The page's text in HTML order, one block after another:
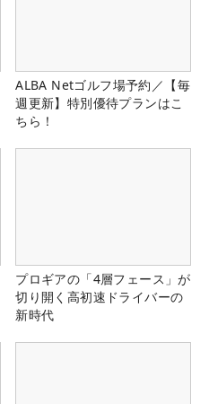
ALBA Netゴルフ場予約／【毎
週更新】特別優待プランはこ
ちら！
プロギアの「4層フェース」が
切り開く高初速ドライバーの
新時代